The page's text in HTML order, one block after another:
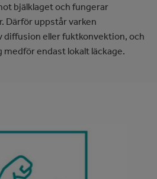
bjälklaget och fungerar
Därför uppstår varken
diffusion eller fuktkonvektion, och
endast lokalt läckage.